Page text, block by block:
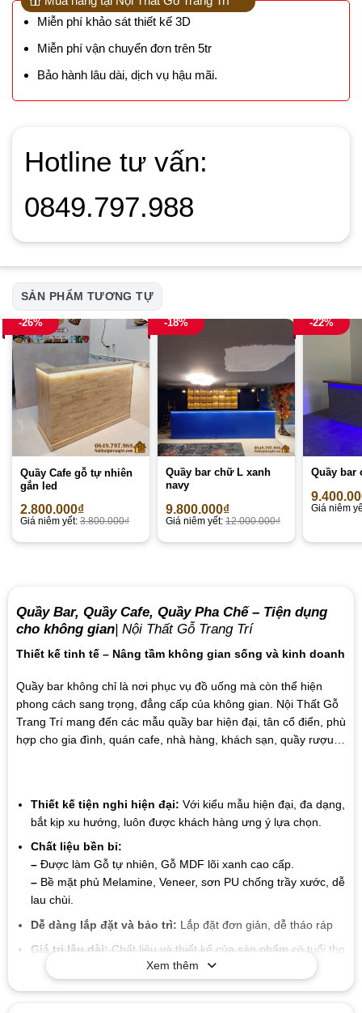
Miễn phí khảo sát thiết kế 3D
Miễn phí vận chuyển đơn trên 5tr
Bảo hành lâu dài, dịch vụ hậu mãi.
Hotline tư vấn:
0849.797.988
SẢN PHẨM TƯƠNG TỰ
-26%
Quầy Cafe gỗ tự nhiên
gắn led
2.800.000₫
Giá niêm yết: 3.800.000₫
-18%
Quầy bar chữ L xanh
navy
9.800.000₫
Giá niêm yết: 12.000.000₫
-22%
Quầy bar
Giá niêm
Quầy Bar, Quầy Cafe, Quầy Pha Chế – Tiện dụng
cho không gian| Nội Thất Gỗ Trang Trí
Thiết kế tinh tế – Nâng tầm không gian sống và kinh doanh
Quầy bar không chỉ là nơi phục vụ đồ uống mà còn thể hiện
phong cách sang trọng, đẳng cấp của không gian. Nội Thất Gỗ
Trang Trí mang đến các mẫu quầy bar hiện đại, tân cổ điển, phù
hợp cho gia đình, quán cafe, nhà hàng, khách sạn, quầy rượu…
Thiết kế tiện nghi hiện đại: Với kiểu mẫu hiện đại, đa dạng,
bắt kịp xu hướng, luôn được khách hàng ưng ý lựa chọn.
Chất liệu bền bỉ:
–Được làm Gỗ tự nhiên, Gỗ MDF lõi xanh cao cấp.
–Bề mặt phủ Melamine, Veneer, sơn PU chống trầy xước, dễ
lau chùi.
Dễ dàng lắp đặt và bảo trì: Lắp đặt đơn giản, dễ tháo ráp
Giá trị lâu dài: Chất liệu và thiết kế của sản phẩm có tuổi thọ
cao, giúp bạn tiết kiệm chi phí trong suốt quá trình sử dụng
mà không cần lo lắng về sự hao mòn hay hư hỏng.
Xem thêm